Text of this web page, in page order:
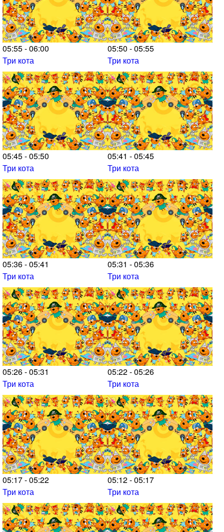
05:55 - 06:00
Три кота
05:50 - 05:55
Три кота
05:45 - 05:50
Три кота
05:41 - 05:45
Три кота
05:36 - 05:41
Три кота
05:31 - 05:36
Три кота
05:26 - 05:31
Три кота
05:22 - 05:26
Три кота
05:17 - 05:22
Три кота
05:12 - 05:17
Три кота